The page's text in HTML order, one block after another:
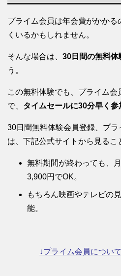
プライム会員は年会費がかか
くいるかもしれません。
そんな場合は、 30日間の無料体
う。
この無料体験でも、プライム
で、 タイムセールに30分早く参
30日間無料体験会員登録、プ
は、下記公式サイトから見るこ
無料期間が終わっても、
3,900円でOK。
もちろん映画やテレビの
能。
↓プライム会員につい